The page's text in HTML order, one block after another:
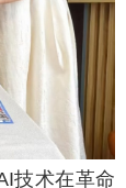
技术在革命